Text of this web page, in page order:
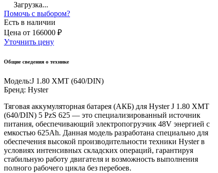
Загрузка...
Помочь с выбором?
Есть в наличии
Цена от 166000 ₽
Уточнить цену
Общие сведения о технике
Модель:J 1.80 XMT (640/DIN)
Бренд: Hyster
Тяговая аккумуляторная батарея (АКБ) для Hyster J 1.80 XMT
(640/DIN) 5 PzS 625 — это специализированный источник
питания, обеспечивающий электропогрузчик 48V энергией с
емкостью 625Ah. Данная модель разработана специально для
обеспечения высокой производительности техники Hyster в
условиях интенсивных складских операций, гарантируя
стабильную работу двигателя и возможность выполнения
полного рабочего цикла без перебоев.